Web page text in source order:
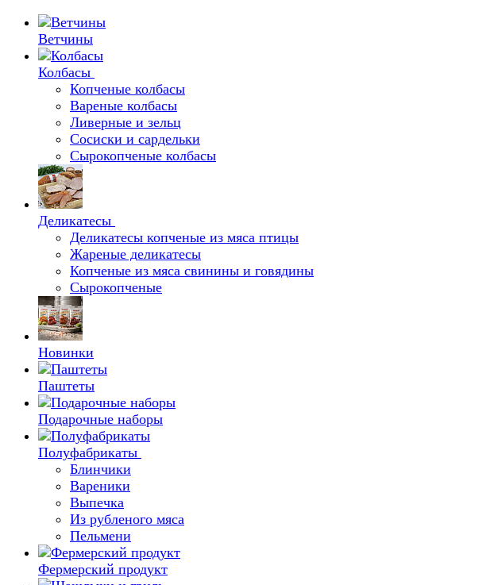
Ветчины
Колбасы
Копченые колбасы
Вареные колбасы
Ливерные и зельц
Сосиски и сардельки
Сырокопченые колбасы
Деликатесы
Деликатесы копченые из мяса птицы
Жареные деликатесы
Копченые из мяса свинины и говядины
Сырокопченые
Новинки
Паштеты
Подарочные наборы
Полуфабрикаты
Блинчики
Вареники
Выпечка
Из рубленого мяса
Пельмени
Фермерский продукт